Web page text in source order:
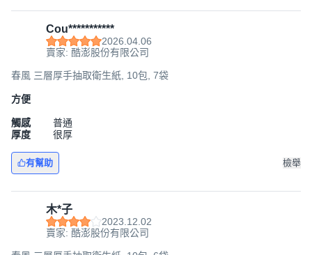
Cou***********
2026.04.06
賣家: 酷澎股份有限公司
春風 三層厚手抽取衛生紙, 10包, 7袋
方便
觸感
普通
厚度
很厚
有幫助 檢舉
木*子
2023.12.02
賣家: 酷澎股份有限公司